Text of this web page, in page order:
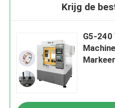
Krijg de
G5-